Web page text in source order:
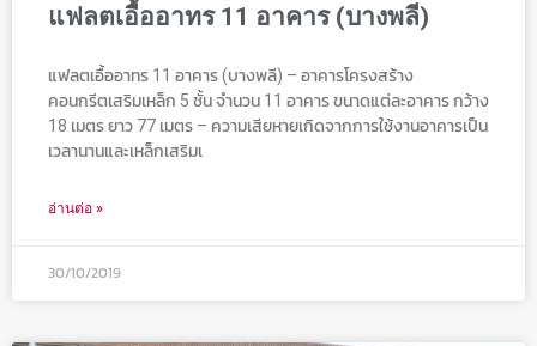
แฟลตเอื้ออาทร 11 อาคาร (บางพลี)
แฟลตเอื้ออาทร 11 อาคาร (บางพลี) – อาคารโครงสร้าง
คอนกรีตเสริมเหล็ก 5 ชั้น จำนวน 11 อาคาร ขนาดแต่ละอาคาร กว้าง
18 เมตร ยาว 77 เมตร – ความเสียหายเกิดจากการใช้งานอาคารเป็น
เวลานานและเหล็กเสริมเ
อ่านต่อ »
30/10/2019